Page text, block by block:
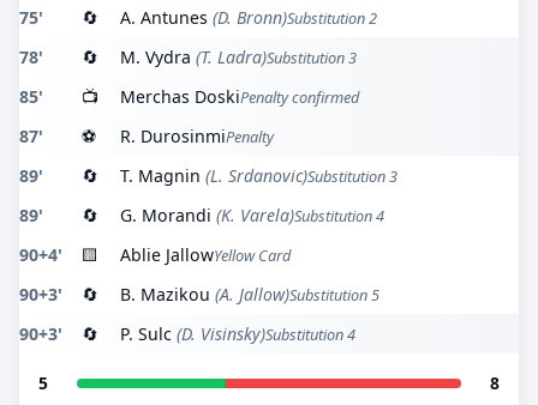
75' 🔄 A. Antunes (D. Bronn)Substitution 2
78' 🔄 M. Vydra (T. Ladra)Substitution 3
85' 📺 Merchas DoskiPenalty confirmed
87' ⚽ R. DurosinmiPenalty
89' 🔄 T. Magnin (L. Srdanovic)Substitution 3
89' 🔄 G. Morandi (K. Varela)Substitution 4
90+4' 🟨 Ablie JallowYellow Card
90+3' 🔄 B. Mazikou (A. Jallow)Substitution 5
90+3' 🔄 P. Sulc (D. Visinsky)Substitution 4
5 8